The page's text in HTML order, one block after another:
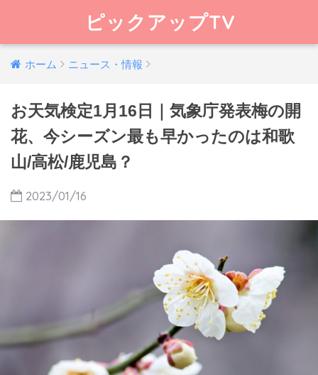
ピックアップTV
ホーム ニュース・情報
お天気検定1月16日｜気象庁発表梅の開
花、今シーズン最も早かったのは和歌
山/高松/鹿児島？
2023/01/16